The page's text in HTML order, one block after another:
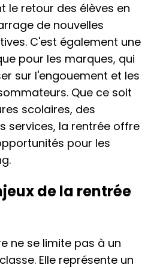
le retour des élèves en
de nouvelles
C'est également une
pour les marques, qui
sur l'engouement et les
Que ce soit
scolaires, des
services, la rentrée offre
pour les
de la rentrée
ne se limite pas à un
Elle représente un